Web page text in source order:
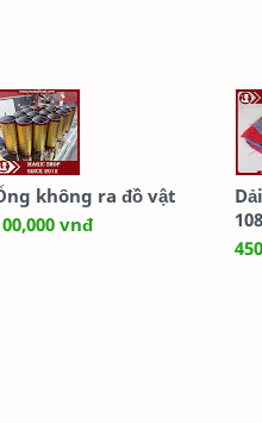
không ra đồ vật
vnđ